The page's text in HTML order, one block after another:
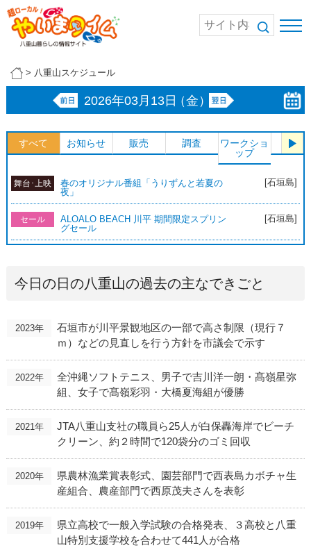
> 八重山スケジュール
2026年03月13日（金）
すべて お知らせ 販売 調査
ワークショ
ップ
体験
舞台･上映
春のオリジナル番組「うりずんと若夏の
夜」
[石垣島]
セール
ALOALO BEACH 川平 期間限定スプリン
グセール
[石垣島]
今日の日の八重山の過去の主なできごと
2023年
石垣市が川平景観地区の一部で高さ制限（現行７
ｍ）などの見直しを行う方針を市議会で示す
2022年
全沖縄ソフトテニス、男子で吉川洋一朗・髙嶺星弥
組、女子で髙嶺彩羽・大橋夏海組が優勝
2021年
JTA八重山支社の職員ら25人が白保轟海岸でビーチ
クリーン、約２時間で120袋分のゴミ回収
2020年
県農林漁業賞表彰式、園芸部門で西表島カボチャ生
産組合、農産部門で西原茂夫さんを表彰
2019年
県立高校で一般入学試験の合格発表、３高校と八重
山特別支援学校を合わせて441人が合格